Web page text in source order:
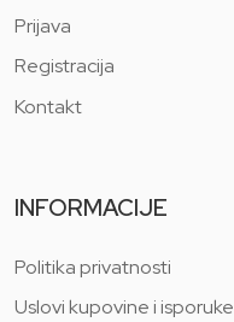
Prijava
Registracija
Kontakt
INFORMACIJE
Politika privatnosti
Uslovi kupovine i isporuke